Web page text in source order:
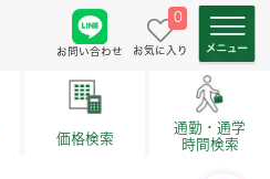
お問い合わせ
0
お気に入り
価格検索
通勤・通学
時間検索